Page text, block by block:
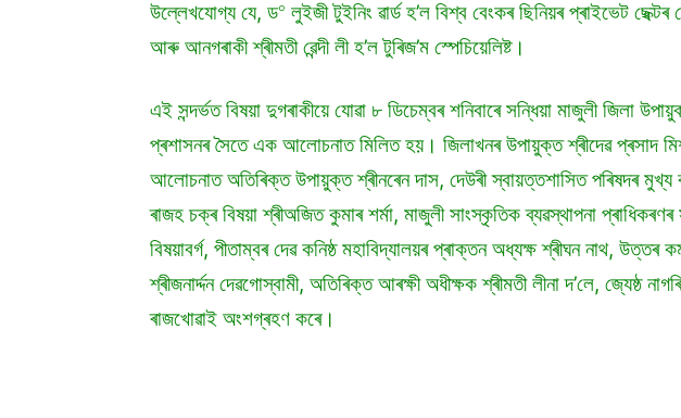
উল্লেখযোগ্য যে, ড০ লুইজী টুইনিং ৱাৰ্ড হ’ল বিশ্ব বেংকৰ ছিনিয়ৰ প্ৰাইভেট ছেক্টৰ
আৰু আনগৰাকী শ্ৰীমতী ৱেন্দী লী হ’ল টুৰিজ’ম স্পেচিয়েলিষ্ট।
এই সন্দৰ্ভত বিষয়া দুগৰাকীয়ে যোৱা ৮ ডিচেম্বৰ শনিবাৰে সন্ধিয়া মাজুলী জিলা
প্ৰশাসনৰ সৈতে এক আলোচনাত মিলিত হয়। জিলাখনৰ উপায়ুক্ত শ্ৰীদেৱ প্ৰসাদ
আলোচনাত অতিৰিক্ত উপায়ুক্ত শ্ৰীনৰেন দাস, দেউৰী স্বায়ত্তশাসিত পৰিষদৰ মুখ্য
ৰাজহ চক্ৰ বিষয়া শ্ৰীঅজিত কুমাৰ শৰ্মা, মাজুলী সাংস্কৃতিক ব্যৱস্থাপনা
বিষয়াবৰ্গ, পীতাম্বৰ দেৱ কনিষ্ঠ মহাবিদ্যালয়ৰ প্ৰাক্তন অধ্যক্ষ শ্ৰীঘন নাথ, উত্তৰ
শ্ৰীজনাৰ্দ্দন দেৱগোস্বামী, অতিৰিক্ত আৰক্ষী অধীক্ষক শ্ৰীমতী লীনা দ’লে, জ্যেষ্ঠ
ৰাজখোৱাই অংশগ্ৰহণ কৰে।